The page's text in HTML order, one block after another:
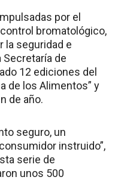
por el
bromatológico,
la seguridad e
de
12 ediciones del
de los Alimentos” y
de año.
seguro, un
instruido”,
serie de
unos 500